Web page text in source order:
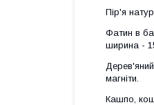
Пір'я
Фатин в
ширина -
магніти.
Кашпо,